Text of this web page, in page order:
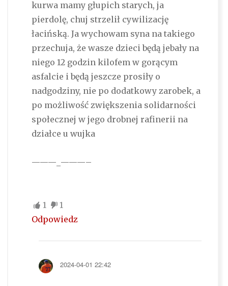
kurwa mamy głupich starych, ja
pierdolę, chuj strzelił cywilizację
łacińską. Ja wychowam syna na takiego
przechuja, że wasze dzieci będą jebały na
niego 12 godzin kilofem w gorącym
asfalcie i będą jeszcze prosiły o
nadgodziny, nie po dodatkowy zarobek, a
po możliwość zwiększenia solidarności
społecznej w jego drobnej rafinerii na
działce u wujka
———_———–
1
1
Odpowiedz
2024-04-01 22:42